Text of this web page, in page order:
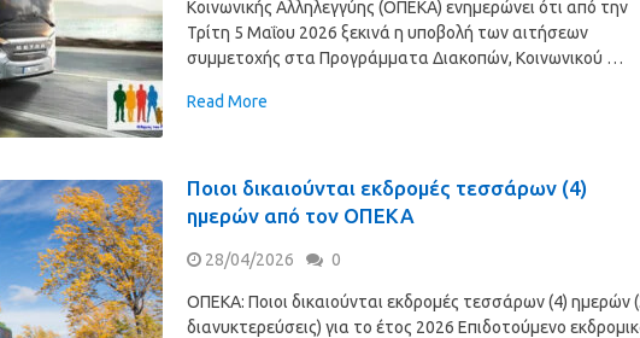
Κοινωνικής Αλληλεγγύης (ΟΠΕΚΑ) ενημερώνει ότι από την
Τρίτη 5 Μαΐου 2026 ξεκινά η υποβολή των αιτήσεων
συμμετοχής στα Προγράμματα Διακοπών, Κοινωνικού …
Read More
Ποιοι δικαιούνται εκδρομές τεσσάρων (4)
ημερών από τον ΟΠΕΚΑ
28/04/2026 0
ΟΠΕΚΑ: Ποιοι δικαιούνται εκδρομές τεσσάρων (4) ημερών
διανυκτερεύσεις) για το έτος 2026 Επιδοτούμενο